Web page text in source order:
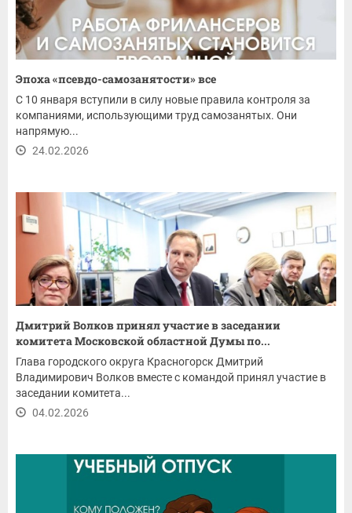
Эпоха «псевдо-самозанятости» все
С 10 января вступили в силу новые правила контроля за
компаниями, использующими труд самозанятых. Они
напрямую...
24.02.2026
Дмитрий Волков принял участие в заседании
комитета Московской областной Думы по...
Глава городского округа Красногорск Дмитрий
Владимирович Волков вместе с командой принял участие в
заседании комитета...
04.02.2026